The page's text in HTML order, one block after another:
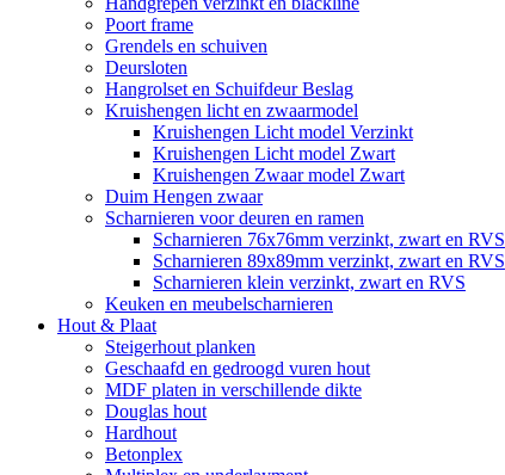
Poort frame
Grendels en schuiven
Deursloten
Hangrolset en Schuifdeur Beslag
Kruishengen licht en zwaarmodel
Kruishengen Licht model Verzinkt
Kruishengen Licht model Zwart
Kruishengen Zwaar model Zwart
Duim Hengen zwaar
Scharnieren voor deuren en ramen
Scharnieren 76x76mm verzinkt, zwart en RVS
Scharnieren 89x89mm verzinkt, zwart en RVS
Scharnieren klein verzinkt, zwart en RVS
Keuken en meubelscharnieren
Hout & Plaat
Steigerhout planken
Geschaafd en gedroogd vuren hout
MDF platen in verschillende dikte
Douglas hout
Hardhout
Betonplex